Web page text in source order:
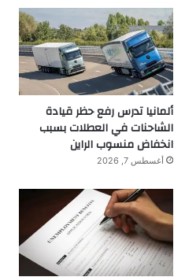
ألمانيا تدرس رفع حظر قيادة
الشاحنات في العطلات بسبب
انخفاض منسوب الراين
أغسطس 7, 2026